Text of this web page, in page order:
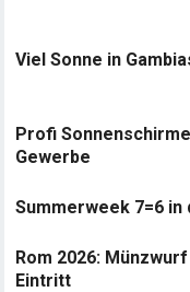
Viel Sonne in
Profi
Gewerbe
Summerweek 7=6
Rom 2026:
Eintritt